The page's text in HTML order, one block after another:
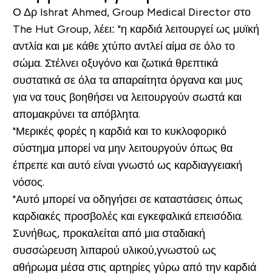
Ο Δρ Ishrat Ahmed, Group Medical Director στο
The Hut Group, λέει: "η καρδιά λειτουργεί ως μυϊκή
αντλία και με κάθε χτύπο αντλεί αίμα σε όλο το
σώμα. Στέλνει οξυγόνο και ζωτικά θρεπτικά
συστατικά σε όλα τα απαραίτητα όργανα και μυς
για να τους βοηθήσει να λειτουργούν σωστά και
απομακρύνει τα απόβλητα.
"Μερικές φορές η καρδιά και το κυκλοφορικό
σύστημα μπορεί να μην λειτουργούν όπως θα
έπρεπε και αυτό είναι γνωστό ως καρδιαγγειακή
νόσος.
"Αυτό μπορεί να οδηγήσει σε καταστάσεις όπως
καρδιακές προσβολές και εγκεφαλικά επεισόδια.
Συνήθως, προκαλείται από μια σταδιακή
συσσώρευση λιπαρού υλικού,γνωστού ως
αθήρωμα μέσα στις αρτηρίες γύρω από την καρδιά